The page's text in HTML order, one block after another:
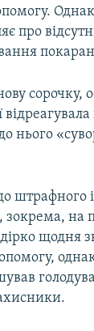
про
сорочку,
до нього
штрафного
зокрема, на
щодня